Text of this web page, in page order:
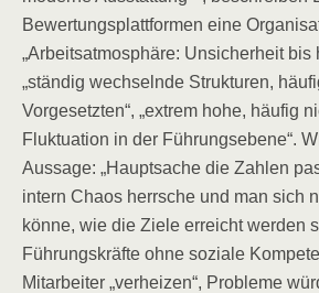
Bewertungsplattformen eine
„Arbeitsatmosphäre: Unsicherheit bis
„ständig wechselnde Strukturen,
Vorgesetzten“, „extrem hohe, häufig
Fluktuation in der Führungsebene“.
Aussage: „Hauptsache die Zahlen
intern Chaos herrsche und man sich
könne, wie die Ziele erreicht werden
Führungskräfte ohne soziale
Mitarbeiter „verheizen“, Probleme